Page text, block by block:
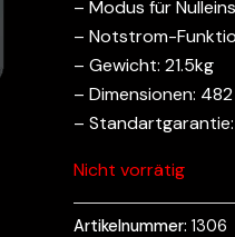
– Modus für
– Notstrom-
– Gewicht: 21.5kg
– Dimensionen:
–
Nicht vorrätig
Artikelnummer: 1306